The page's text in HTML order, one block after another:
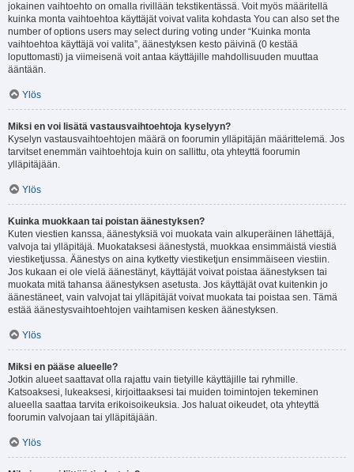
jokainen vaihtoehto on omalla rivillään tekstikentässä. Voit myös määritellä
kuinka monta vaihtoehtoa käyttäjät voivat valita kohdasta You can also set the
number of options users may select during voting under “Kuinka monta
vaihtoehtoa käyttäjä voi valita”, äänestyksen kesto päivinä (0 kestää
loputtomasti) ja viimeisenä voit antaa käyttäjille mahdollisuuden muuttaa
ääntään.
Ylös
Miksi en voi lisätä vastausvaihtoehtoja kyselyyn?
Kyselyn vastausvaihtoehtojen määrä on foorumin ylläpitäjän määrittelemä. Jos
tarvitset enemmän vaihtoehtoja kuin on sallittu, ota yhteyttä foorumin
ylläpitäjään.
Ylös
Kuinka muokkaan tai poistan äänestyksen?
Kuten viestien kanssa, äänestyksiä voi muokata vain alkuperäinen lähettäjä,
valvoja tai ylläpitäjä. Muokataksesi äänestystä, muokkaa ensimmäistä viestiä
viestiketjussa. Äänestys on aina kytketty viestiketjun ensimmäiseen viestiin.
Jos kukaan ei ole vielä äänestänyt, käyttäjät voivat poistaa äänestyksen tai
muokata mitä tahansa äänestyksen asetusta. Jos käyttäjät ovat kuitenkin jo
äänestäneet, vain valvojat tai ylläpitäjät voivat muokata tai poistaa sen. Tämä
estää äänestysvaihtoehtojen vaihtamisen kesken äänestyksen.
Ylös
Miksi en pääse alueelle?
Jotkin alueet saattavat olla rajattu vain tietyille käyttäjille tai ryhmille.
Katsoaksesi, lukeaksesi, kirjoittaaksesi tai muiden toimintojen tekeminen
alueella saattaa tarvita erikoisoikeuksia. Jos haluat oikeudet, ota yhteyttä
foorumin valvojaan tai ylläpitäjään.
Ylös